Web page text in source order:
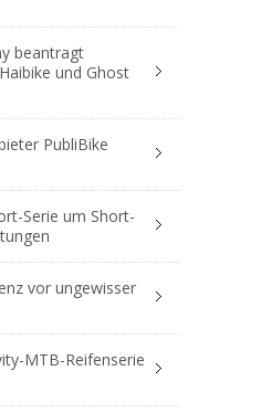
beantragt
und Ghost
PubliBike
Serie um Short-
vor ungewisser
MTB-Reifenserie